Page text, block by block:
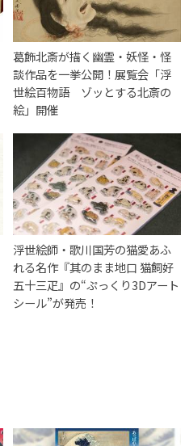
葛飾北斎が描く幽霊・妖怪・怪
談作品を一挙公開！展覧会「浮
世絵百物語 ゾッとする北斎の
絵」開催
浮世絵師・歌川国芳の猫愛あふ
れる名作『其のまま地口 猫飼好
五十三疋』の“ぷっくり3Dアート
シール”が発売！